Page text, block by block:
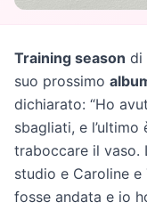
Training season di
suo prossimo
dichiarato: “Ho
sbagliati, e
traboccare il vaso.
studio e Caroline
fosse andata e io